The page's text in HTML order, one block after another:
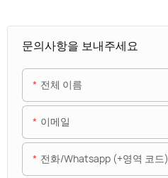
문의사항을 보내주세요
전체 이름
이메일
전화/whatsapp (+영역 코드)